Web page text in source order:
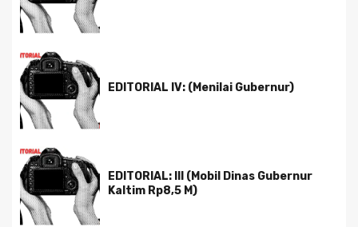
EDITORIAL IV: (Menilai Gubernur)
EDITORIAL: III (Mobil Dinas Gubernur
Kaltim Rp8,5 M)